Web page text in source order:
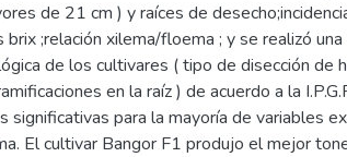
de 21 cm ) y raíces de
;relación xilema/floema ; y se realizó una
de los cultivares ( tipo de disección de
en la raíz ) de acuerdo a la
significativas para la mayoría de variables
El cultivar Bangor F1 produjo el mejor